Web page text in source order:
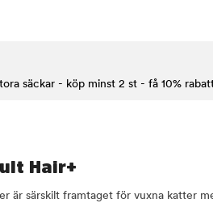
säckar - köp minst 2 st - få 10%
Hair+
är särskilt framtaget för vuxna katter